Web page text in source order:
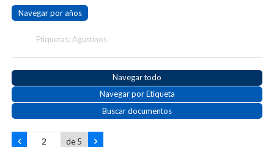
Navegar por años
Etiquetas: Agustinos
Navegar todo
Navegar por Etiqueta
Buscar documentos
de 5